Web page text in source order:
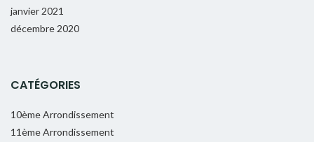
janvier 2021
décembre 2020
CATÉGORIES
10ème Arrondissement
11ème Arrondissement